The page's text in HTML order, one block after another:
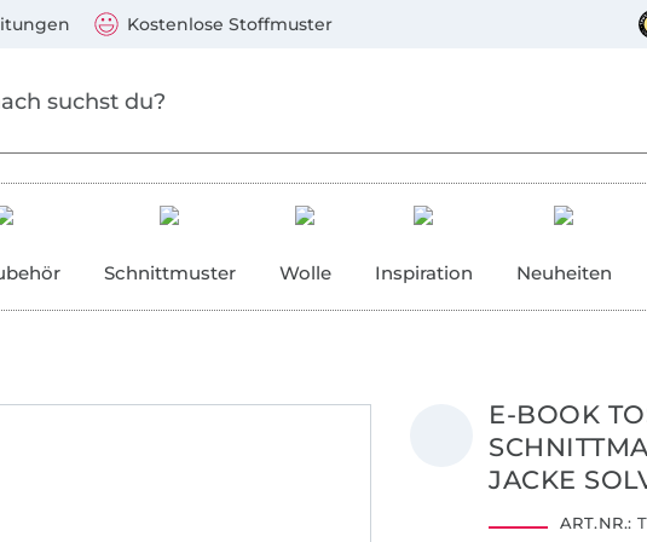
Kostenlose Stoffmuster
Schnittmuster Wolle Inspiration Neuheiten
E-BOOK
JACKE
ART.NR.:
Mastercard, PayPal, Giropay, Kauf auf Rechnung, Vorkasse